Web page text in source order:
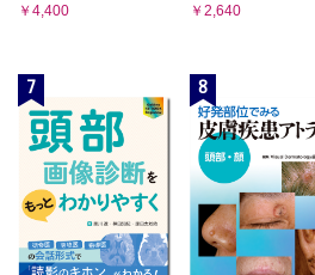
￥4,400
￥2,640
7 8